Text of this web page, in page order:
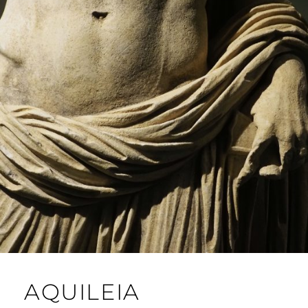
AQUILEIA